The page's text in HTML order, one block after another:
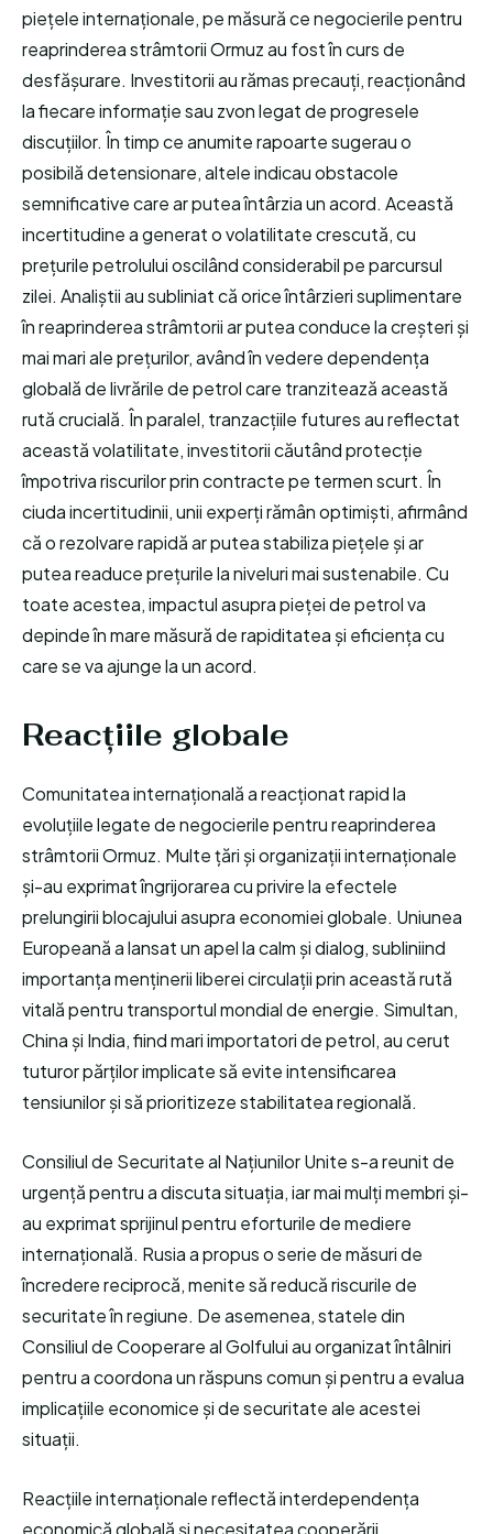
piețele internaționale, pe măsură ce negocierile pentru
reaprinderea strâmtorii Ormuz au fost în curs de
desfășurare. Investitorii au rămas precauți, reacționând
la fiecare informație sau zvon legat de progresele
discuțiilor. În timp ce anumite rapoarte sugerau o
posibilă detensionare, altele indicau obstacole
semnificative care ar putea întârzia un acord. Această
incertitudine a generat o volatilitate crescută, cu
prețurile petrolului oscilând considerabil pe parcursul
zilei. Analiștii au subliniat că orice întârzieri suplimentare
în reaprinderea strâmtorii ar putea conduce la creșteri și
mai mari ale prețurilor, având în vedere dependența
globală de livrările de petrol care tranzitează această
rută crucială. În paralel, tranzacțiile futures au reflectat
această volatilitate, investitorii căutând protecție
împotriva riscurilor prin contracte pe termen scurt. În
ciuda incertitudinii, unii experți rămân optimiști, afirmând
că o rezolvare rapidă ar putea stabiliza piețele și ar
putea readuce prețurile la niveluri mai sustenabile. Cu
toate acestea, impactul asupra pieței de petrol va
depinde în mare măsură de rapiditatea și eficiența cu
care se va ajunge la un acord.
Reacțiile globale
Comunitatea internațională a reacționat rapid la
evoluțiile legate de negocierile pentru reaprinderea
strâmtorii Ormuz. Multe țări și organizații internaționale
și-au exprimat îngrijorarea cu privire la efectele
prelungirii blocajului asupra economiei globale. Uniunea
Europeană a lansat un apel la calm și dialog, subliniind
importanța menținerii liberei circulații prin această rută
vitală pentru transportul mondial de energie. Simultan,
China și India, fiind mari importatori de petrol, au cerut
tuturor părților implicate să evite intensificarea
tensiunilor și să prioritizeze stabilitatea regională.
Consiliul de Securitate al Națiunilor Unite s-a reunit de
urgență pentru a discuta situația, iar mai mulți membri și-
au exprimat sprijinul pentru eforturile de mediere
internațională. Rusia a propus o serie de măsuri de
încredere reciprocă, menite să reducă riscurile de
securitate în regiune. De asemenea, statele din
Consiliul de Cooperare al Golfului au organizat întâlniri
pentru a coordona un răspuns comun și pentru a evalua
implicațiile economice și de securitate ale acestei
situații.
Reacțiile internaționale reflectă interdependența
economică globală și necesitatea cooperării